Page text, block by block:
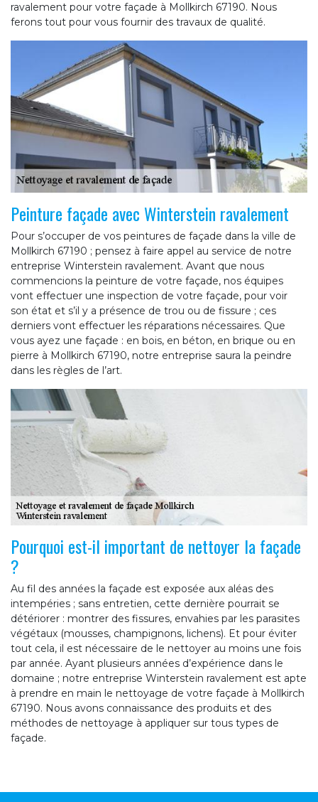
ravalement pour votre façade à Mollkirch 67190. Nous
ferons tout pour vous fournir des travaux de qualité.
Peinture façade avec Winterstein ravalement
Pour s’occuper de vos peintures de façade dans la ville de
Mollkirch 67190 ; pensez à faire appel au service de notre
entreprise Winterstein ravalement. Avant que nous
commencions la peinture de votre façade, nos équipes
vont effectuer une inspection de votre façade, pour voir
son état et s’il y a présence de trou ou de fissure ; ces
derniers vont effectuer les réparations nécessaires. Que
vous ayez une façade : en bois, en béton, en brique ou en
pierre à Mollkirch 67190, notre entreprise saura la peindre
dans les règles de l’art.
Pourquoi est-il important de nettoyer la façade
?
Au fil des années la façade est exposée aux aléas des
intempéries ; sans entretien, cette dernière pourrait se
détériorer : montrer des fissures, envahies par les parasites
végétaux (mousses, champignons, lichens). Et pour éviter
tout cela, il est nécessaire de le nettoyer au moins une fois
par année. Ayant plusieurs années d’expérience dans le
domaine ; notre entreprise Winterstein ravalement est apte
à prendre en main le nettoyage de votre façade à Mollkirch
67190. Nous avons connaissance des produits et des
méthodes de nettoyage à appliquer sur tous types de
façade.